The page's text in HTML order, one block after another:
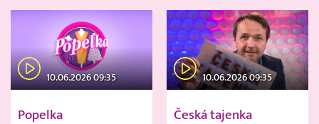
10.06.2026 09:35
Popelka
10.06.2026 09:35
Česká tajenka